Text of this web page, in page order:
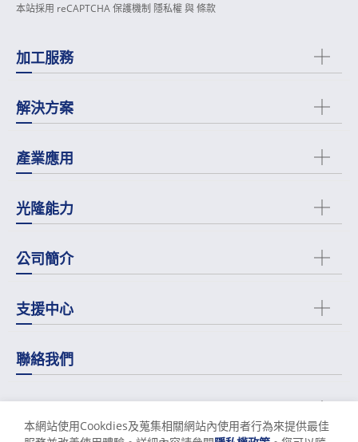
本站採用 reCAPTCHA 保護機制 隱私權與條款
加工服務
解決方案
產業應用
光隆能力
公司簡介
支援中心
聯絡我們
關係企業
本網站使用Cookdies及蒐集相關網站內使用者行為來提供最佳